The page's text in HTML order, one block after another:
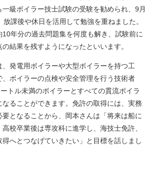
級ボイラー技士試験の受験を勧められ、9月
課後や休日を活用して勉強を重ねました。
年分の過去問題集を何度も解き、試験前に
結果を残すようになったといいます。
発電用ボイラーや大型ボイラーを持つ工
ボイラーの点検や安全管理を行う技術者
トル未満のボイラーとすべての貫流ボイラ
ることができます。免許の取得には、実務
となることから、岡本さんは「将来は船に
校卒業後は専攻科に進学し、海技士免許、
へとつなげていきたい」と目標を話しまし